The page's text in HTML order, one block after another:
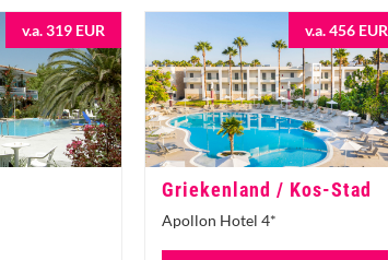
v.a. 319 EUR v.a. 456 EUR
Griekenland / Kos-Stad
Apollon Hotel 4*